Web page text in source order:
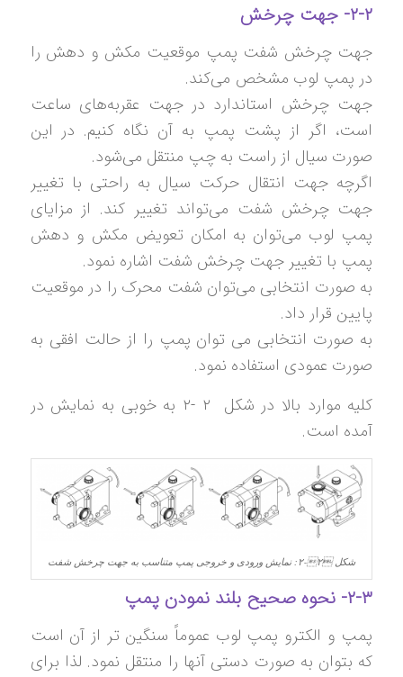
۲-۲- جهت چرخش
جهت چرخش شفت پمپ موقعیت مکش و دهش را
در پمپ لوب مشخص می‌کند.
جهت چرخش استاندارد در جهت عقربه‌های ساعت
است، اگر از پشت پمپ به آن نگاه کنیم. در این
صورت سیال از راست به چپ منتقل می‌شود.
اگرچه جهت انتقال حرکت سیال به راحتی با تغییر
جهت چرخش شفت می‌تواند تغییر کند. از مزایای
پمپ لوب می‌توان به امکان تعویض مکش و دهش
پمپ با تغییر جهت چرخش شفت اشاره نمود.
به صورت انتخابی می‌توان شفت محرک را در موقعیت
پایین قرار داد.
به صورت انتخابی می توان پمپ را از حالت افقی به
صورت عمودی استفاده نمود.
کلیه موارد بالا در شکل ‏۲ -۲ به خوبی به نمایش در
آمده است.
شکل ‏۲‑۲: نمایش ورودی و خروجی پمپ متناسب به جهت چرخش شفت
۲-۳- نحوه صحیح بلند نمودن پمپ
پمپ و الکترو پمپ لوب عموماً سنگین تر از آن است
که بتوان به صورت دستی آنها را منتقل نمود. لذا برای